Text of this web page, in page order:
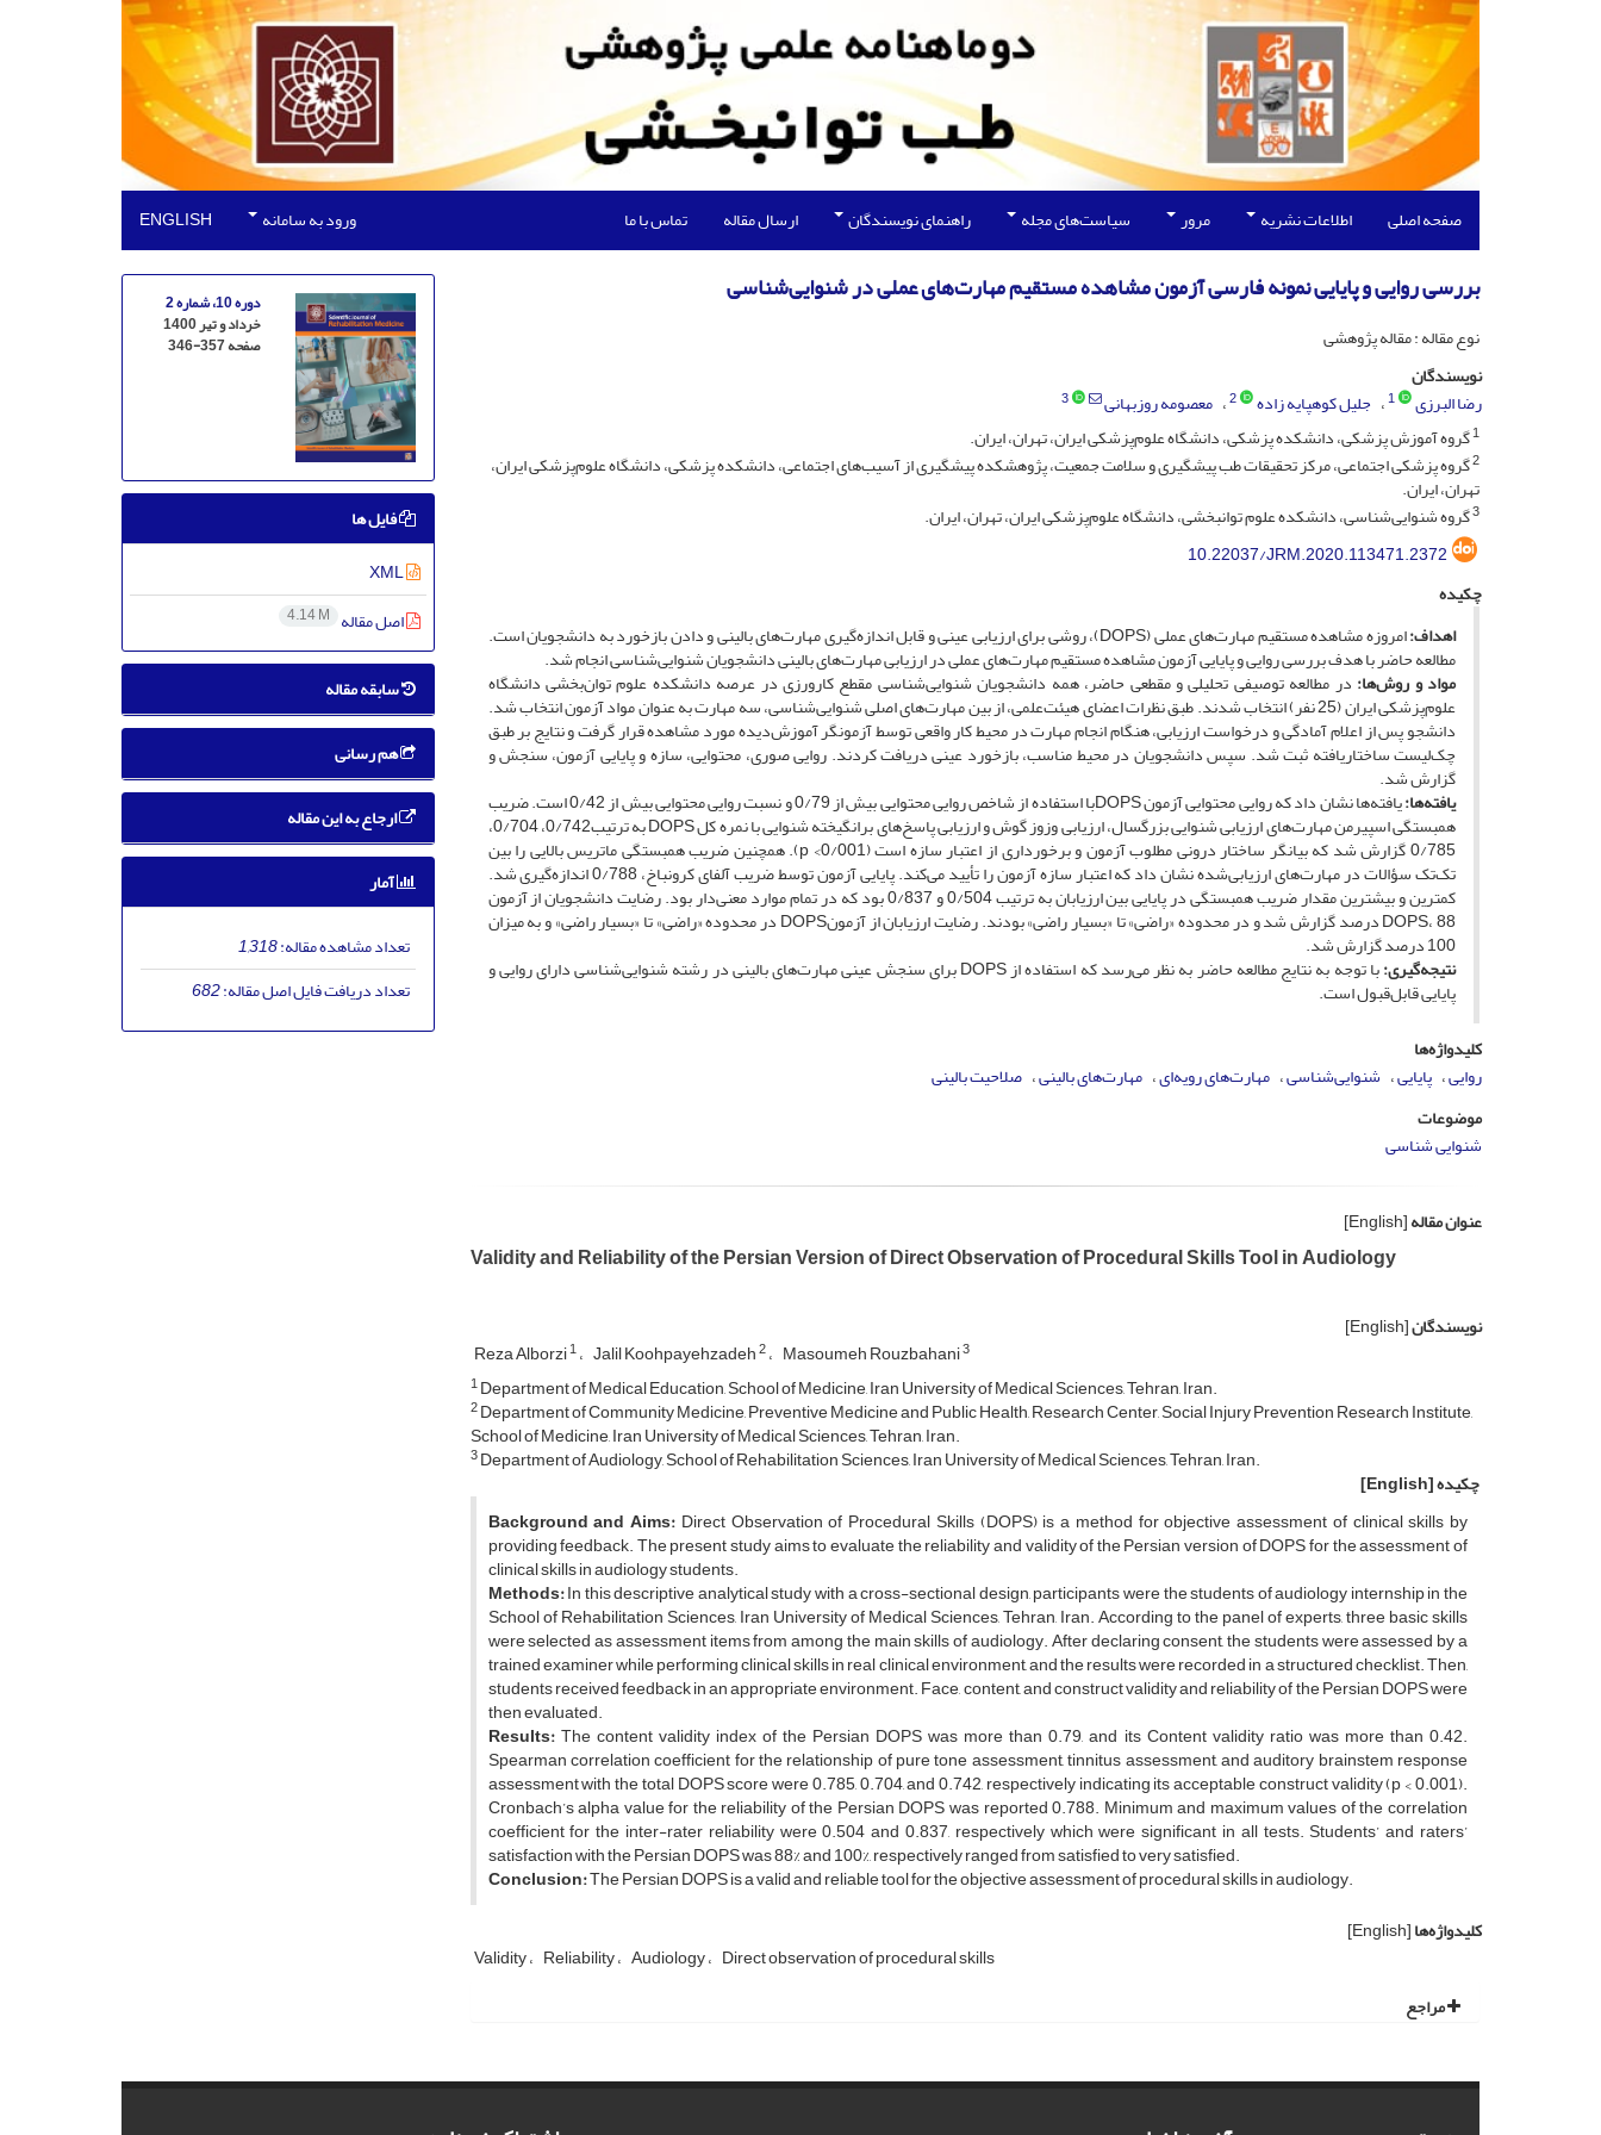
صفحه اصلی اطلاعات نشریه مرور سیاست‌های مجله راهنمای نویسندگان ارسال مقاله تماس با ما ورود به سامانه ENGLISH
بررسی روایی و پایایی نمونه فارسی آزمون مشاهده مستقیم مهارت‌های عملی در شنوایی‌شناسی
نوع مقاله : مقاله پژوهشی
نویسندگان
رضا البرزی
1 جلیل کوهپایه زاده 2 معصومه روزبهانی
3
1گروه آموزش پزشکی، دانشکده پزشکی، دانشگاه علوم‌پزشکی ایران، تهران، ایران.
2گروه پزشکی اجتماعی، مرکز تحقیقات طب پیشگیری و سلامت جمعیت، پژوهشکده پیشگیری از آسیب‌های اجتماعی، دانشکده پزشکی، دانشگاه علوم‌پزشکی ایران،
تهران، ایران.
3گروه شنوایی‌شناسی، دانشکده علوم توانبخشی، دانشگاه علوم‌پزشکی ایران، تهران، ایران.
10.22037/JRM.2020.113471.2372
چکیده
اهداف:
امروزه مشاهده مستقیم مهارت‌های عملی (DOPS)، روشی برای ارزیابی عینی و قابل ‌اندازه‌گیری مهارت‌های بالینی و دادن بازخورد به دانشجویان است.
مطالعه حاضر با هدف بررسی روایی و پایایی آزمون مشاهده مستقیم مهارت‌های عملی در ارزیابی مهارت‌های بالینی دانشجویان شنوایی‌شناسی انجام شد.
مواد و روش‌ها: در مطالعه‌ توصیفی تحلیلی و مقطعی حاضر، همه دانشجویان شنوایی‌شناسی مقطع کارورزی در عرصه دانشکده علوم توان‌بخشی دانشگاه
علوم‌پزشکی ایران (25 نفر) انتخاب شدند. طبق نظرات اعضای هیئت‌علمی، از بین مهارت‌های اصلی شنوایی‌شناسی، سه مهارت به ‌عنوان مواد آزمون انتخاب شد.
دانشجو پس از اعلام آمادگی و درخواست ارزیابی، هنگام انجام مهارت در محیط کار واقعی توسط آزمونگر آموزش‌دیده مورد مشاهده قرار گرفت و نتایج بر طبق
چک‌لیست ساختاریافته ثبت شد. سپس دانشجویان در محیط مناسب، بازخورد عینی دریافت کردند. روایی صوری، محتوایی، سازه و پایایی آزمون، سنجش و
گزارش شد.
یافته‌ها: یافته‌ها نشان داد که روایی محتوایی آزمون DOPSبا استفاده از شاخص روایی محتوایی بیش از 0/79 و نسبت روایی محتوایی بیش از 0/42 است. ضریب
همبستگی اسپیرمن مهارت‌های ارزیابی شنوایی بزرگسال، ارزیابی وزوز گوش و ارزیابی پاسخ‌های برانگیخته شنوایی با نمره کل DOPS به ‌ترتیب0/742، 0/704،
0/785 گزارش شد که بیانگر ساختار درونی مطلوب آزمون و برخورداری از اعتبار سازه است (001/p <0). همچنین ضریب همبستگی ماتریس بالایی را بین
تک‌تک سؤالات در مهارت‌های ارزیابی‌شده نشان داد که اعتبار سازه آزمون را تأیید می‌کند. پایایی آزمون توسط ضریب آلفای کرونباخ، 0/788 اندازه‌گیری شد.
کمترین و بیشترین مقدار ضریب همبستگی در پایایی بین ارزیابان به‌ ترتیب 0/504 و 0/837 بود که در تمام موارد معنی‌دار بود. رضایت دانشجویان از آزمون
DOPS، 88 درصد گزارش شد و در محدوده «راضی» تا «بسیار راضی» بودند. رضایت ارزیابان از آزمونDOPS در محدوده «راضی» تا «بسیار راضی» و به میزان
100 درصد گزارش شد.
نتیجه‌گیری: با توجه به نتایج مطالعه حاضر به نظر می‌رسد که استفاده از DOPS برای سنجش عینی مهارت‌های بالینی در رشته شنوایی‌شناسی دارای روایی و
پایایی قابل‌‌قبول است.
کلیدواژه‌ها
روایی پایایی شنوایی‌شناسی مهارت‌های رویه‌ای مهارت‌های بالینی صلاحیت بالینی
موضوعات
شنوایی شناسی
عنوان مقاله[English]
Validity and Reliability of the Persian Version of Direct Observation of Procedural Skills Tool in Audiology
نویسندگان[English]
Reza Alborzi1 Jalil Koohpayehzadeh2 Masoumeh Rouzbahani3
1Department of Medical Education, School of Medicine, Iran University of Medical Sciences, Tehran, Iran.
2Department of Community Medicine, Preventive Medicine and Public Health, Research Center, Social Injury Prevention Research Institute,
School of Medicine, Iran University of Medical Sciences, Tehran, Iran.
3Department of Audiology, School of Rehabilitation Sciences, Iran University of Medical Sciences, Tehran, Iran.
چکیده[English]
Background and Aims: Direct Observation of Procedural Skills (DOPS) is a method for objective assessment of clinical skills by
providing feedback. The present study aims to evaluate the reliability and validity of the Persian version of DOPS for the assessment of
clinical skills in audiology students.
Methods:In this descriptive analytical study with a cross-sectional design, participants were the students of audiology internship in the
School of Rehabilitation Sciences, Iran University of Medical Sciences, Tehran, Iran. According to the panel of experts, three basic skills
were selected as assessment items from among the main skills of audiology. After declaring consent, the students were assessed by a
trained examiner while performing clinical skills in real clinical environment, and the results were recorded in a structured checklist. Then,
students received feedback in an appropriate environment. Face, content, and construct validity and reliability of the Persian DOPS were
then evaluated.
Results:The content validity index of the Persian DOPS was more than 0.79, and its Content validity ratio was more than 0.42.
Spearman correlation coefficient for the relationship of pure tone assessment, tinnitus assessment, and auditory brainstem response
assessment with the total DOPS score were 0.785, 0.704, and 0.742, respectively indicating its acceptable construct validity (p < 0.001).
Cronbach’s alpha value for the reliability of the Persian DOPS was reported 0.788. Minimum and maximum values ​​of the correlation
coefficient for the inter-rater reliability were 0.504 and 0.837, respectively which were significant in all tests. Students’ and raters’
satisfaction with the Persian DOPS was 88% and 100%, respectively ranged from satisfied to very satisfied.
Conclusion:The Persian DOPS is a valid and reliable tool for the objective assessment of procedural skills in audiology.
کلیدواژه‌ها[English]
Validity Reliability Audiology Direct observation of procedural skills
مراجع
دوره 10، شماره 2
خرداد و تیر 1400
صفحه346-357
فایل ها
XML
اصل مقاله 4.14 M
سابقه مقاله
هم رسانی
ارجاع به این مقاله
آمار
تعداد مشاهده مقاله:1,318
تعداد دریافت فایل اصل مقاله:682